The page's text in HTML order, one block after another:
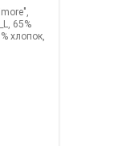
65%
хлопок,